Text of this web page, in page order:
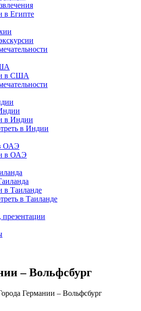
в Египте
в США
в Индии
в Индии
ОАЭ
в ОАЭ
в Таиланде
в Таиланде
– Вольфсбург
Германии – Вольфсбург